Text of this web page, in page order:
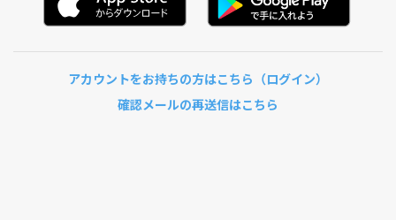
アカウントをお持ちの方はこちら（ログイン）
確認メールの再送信はこちら